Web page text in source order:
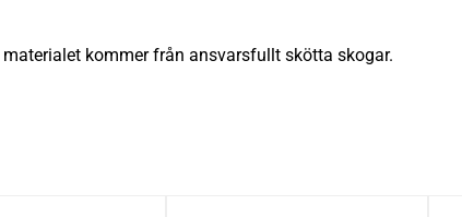
kommer från ansvarsfullt skötta skogar.